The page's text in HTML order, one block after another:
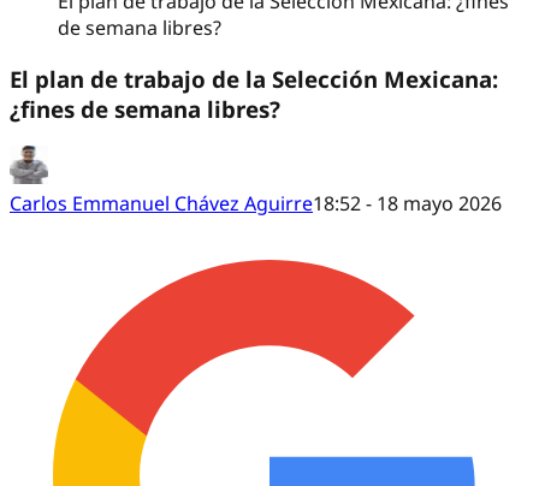
de semana libres?
El plan de trabajo de la Selección Mexicana:
¿fines de semana libres?
Carlos Emmanuel Chávez Aguirre18:52 - 18 mayo 2026